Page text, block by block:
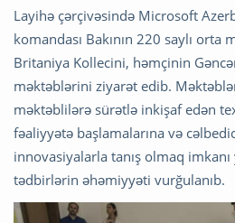
Layihə çərçivəsində Microsoft
komandası Bakının 220 saylı orta
Britaniya Kollecini, həmçinin
məktəblərini ziyarət edib.
məktəblilərə sürətlə inkişaf edən
fəaliyyətə başlamalarına və
innovasiyalarla tanış olmaq
tədbirlərin əhəmiyyəti vurğulanıb.